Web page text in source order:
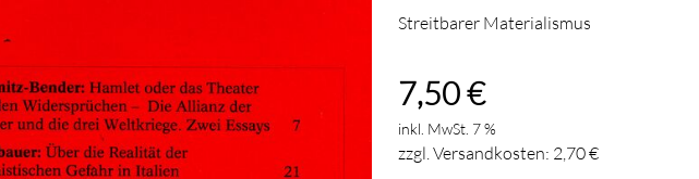
Streitbarer Materialismus
7,50€
inkl. MwSt. 7 %
zzgl. Versandkosten: 2,70€